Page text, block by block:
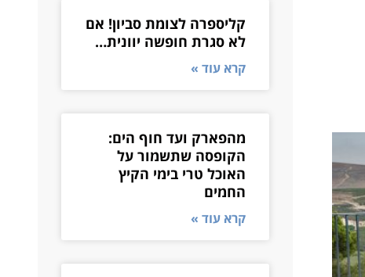
קליספרה לצומת סביון! אם
לא סגרת חופשה יוונית…
קרא עוד »
מהפארק ועד חוף הים:
הקופסה שתשמור על
האוכל טרי בימי הקיץ
החמים
קרא עוד »